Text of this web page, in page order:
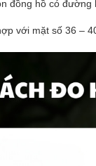
đồng hồ có
với mặt số 36 –